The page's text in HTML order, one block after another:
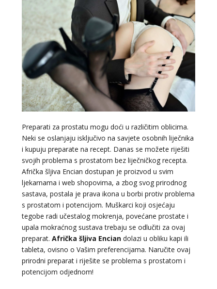
Preparati za prostatu mogu doći u različitim oblicima.
Neki se oslanjaju isključivo na savjete osobnih liječnika
i kupuju preparate na recept. Danas se možete riješiti
svojih problema s prostatom bez liječničkog recepta.
Afrička šljiva Encian dostupan je proizvod u svim
ljekarnama i web shopovima, a zbog svog prirodnog
sastava, postala je prava ikona u borbi protiv problema
s prostatom i potencijom. Muškarci koji osjećaju
tegobe radi učestalog mokrenja, povećane prostate i
upala mokraćnog sustava trebaju se odlučiti za ovaj
preparat. Afrička šljiva Enciandolazi u obliku kapi ili
tableta, ovisno o Vašim preferencijama. Naručite ovaj
prirodni preparat i riješite se problema s prostatom i
potencijom odjednom!